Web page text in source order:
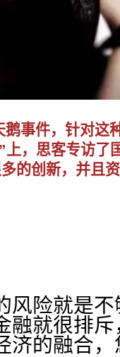
事件，针对这
，思客专访了
的创新，并且
险就是不
融就很排
的融合，